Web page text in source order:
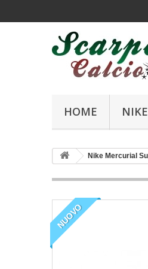
HOME
Nike Mercurial
NUOVO